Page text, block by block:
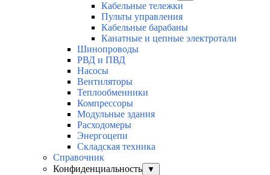
Кабельные тележки
Пульты управления
Кабельные барабаны
Канатные и цепные электротали
Шинопроводы
РВД и ПВД
Насосы
Вентиляторы
Теплообменники
Компрессоры
Модульные здания
Расходомеры
Энергоцепи
Складская техника
Справочник
Конфиденциальность
▼